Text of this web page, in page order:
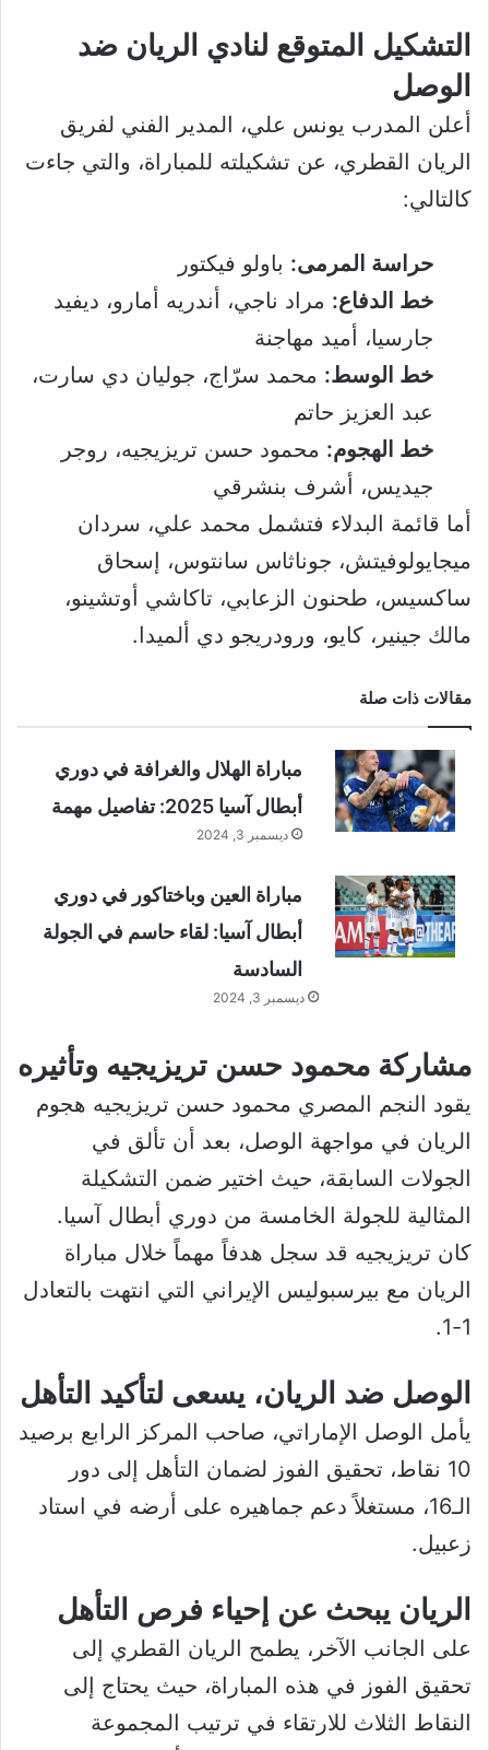
التشكيل المتوقع لنادي الريان ضد
الوصل
أعلن المدرب يونس علي، المدير الفني لفريق
الريان القطري، عن تشكيلته للمباراة، والتي جاءت
كالتالي:
حراسة المرمى: باولو فيكتور
خط الدفاع: مراد ناجي، أندريه أمارو، ديفيد
جارسيا، أميد مهاجنة
خط الوسط: محمد سرّاج، جوليان دي سارت،
عبد العزيز حاتم
خط الهجوم: محمود حسن تريزيجيه، روجر
جيديس، أشرف بنشرقي
أما قائمة البدلاء فتشمل محمد علي، سردان
ميجايولوفيتش، جوناثاس سانتوس، إسحاق
ساكسيس، طحنون الزعابي، تاكاشي أوتشينو،
مالك جينير، كايو، ورودريجو دي ألميدا.
مقالات ذات صلة
مباراة الهلال والغرافة في دوري
أبطال آسيا 2025: تفاصيل مهمة
ديسمبر 3, 2024
مباراة العين وباختاكور في دوري
أبطال آسيا: لقاء حاسم في الجولة
السادسة
ديسمبر 3, 2024
مشاركة محمود حسن تريزيجيه وتأثيره
يقود النجم المصري محمود حسن تريزيجيه هجوم
الريان في مواجهة الوصل، بعد أن تألق في
الجولات السابقة، حيث اختير ضمن التشكيلة
المثالية للجولة الخامسة من دوري أبطال آسيا.
كان تريزيجيه قد سجل هدفاً مهماً خلال مباراة
الريان مع بيرسبوليس الإيراني التي انتهت بالتعادل
1-1.
الوصل ضد الريان، يسعى لتأكيد التأهل
يأمل الوصل الإماراتي، صاحب المركز الرابع برصيد
10 نقاط، تحقيق الفوز لضمان التأهل إلى دور
الـ16، مستغلاً دعم جماهيره على أرضه في استاد
زعبيل.
الريان يبحث عن إحياء فرص التأهل
على الجانب الآخر، يطمح الريان القطري إلى
تحقيق الفوز في هذه المباراة، حيث يحتاج إلى
النقاط الثلاث للارتقاء في ترتيب المجموعة